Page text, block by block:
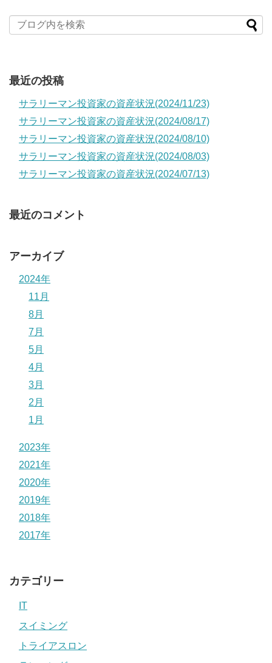
最近の投稿
サラリーマン投資家の資産状況(2024/11/23)
サラリーマン投資家の資産状況(2024/08/17)
サラリーマン投資家の資産状況(2024/08/10)
サラリーマン投資家の資産状況(2024/08/03)
サラリーマン投資家の資産状況(2024/07/13)
最近のコメント
アーカイブ
2024年
11月
8月
7月
5月
4月
3月
2月
1月
2023年
2021年
2020年
2019年
2018年
2017年
カテゴリー
IT
スイミング
トライアスロン